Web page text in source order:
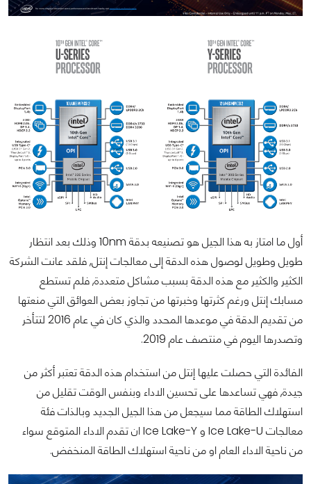
أول ما امتاز به هذا الجيل هو تصنيعه بدقة 10nm وذلك بعد انتظار
طويل وطويل لوصول هذه الدقة إلى معالجات إنتل, فلقد عانت الشركة
الكثير والكثير مع هذه الدقة بسبب مشاكل متعددة, فلم تستطع
مسابك إنتل ورغم كثرتها وخبرتها من تجاوز بعض العوائق التي منعتها
من تقديم الدقة في موعدها المحدد والذي كان في عام 2016 لتتأخر
وتصدرها اليوم في منتصف عام 2019.
الفائدة التي حصلت عليها إنتل من استخدام هذه الدقة تعتبر أكثر من
جيدة, فهي تساعدها على تحسين الاداء وبنفس الوقت تقليل من
استهلاك الطاقة مما سيجعل من هذا الجيل الجديد وبالذات فئة
معالجات Ice Lake-U و Ice Lake-Y ان تقدم الاداء المتوقع سواء
من ناحية الاداء العام او من ناحية استهلاك الطاقة المنخفض.